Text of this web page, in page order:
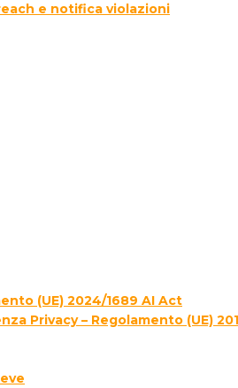
e notifica violazioni
(UE) 2024/1689 AI Act
Privacy – Regolamento (UE)